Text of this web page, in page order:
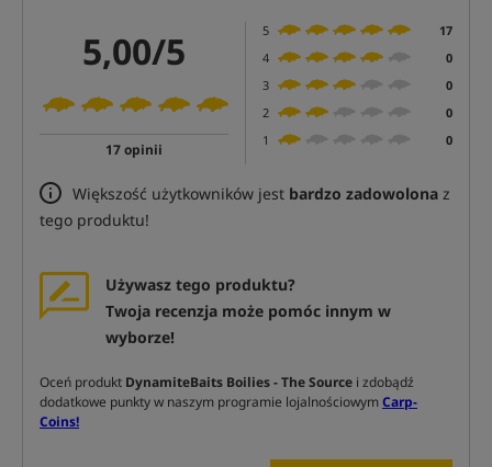
5,00/5
17 opinii
5
17
4
0
3
0
2
0
1
0
Większość użytkowników jest bardzo zadowolona z
tego produktu!
Używasz tego produktu?
Twoja recenzja może pomóc innym w
wyborze!
Oceń produkt DynamiteBaits Boilies - The Source i zdobądź
dodatkowe punkty w naszym programie lojalnościowymCarp-
Coins!